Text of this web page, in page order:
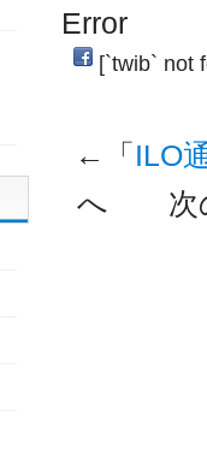
Error
[`twib` not
←「 ILO
へ 次